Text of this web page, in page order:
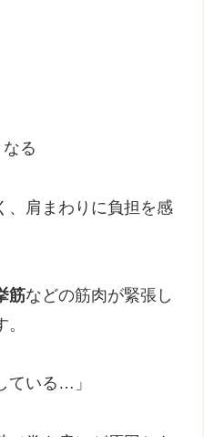
る
、肩まわりに負担を感
筋などの筋肉が緊張し
ている…」